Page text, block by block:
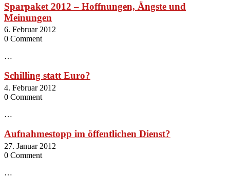
Sparpaket 2012 – Hoffnungen, Ängste und
Meinungen
6. Februar 2012
0 Comment
…
Schilling statt Euro?
4. Februar 2012
0 Comment
…
Aufnahmestopp im öffentlichen Dienst?
27. Januar 2012
0 Comment
…